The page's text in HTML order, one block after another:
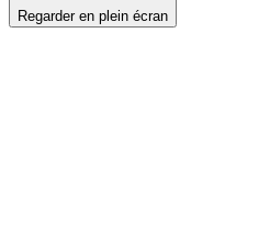
Regarder en plein écran